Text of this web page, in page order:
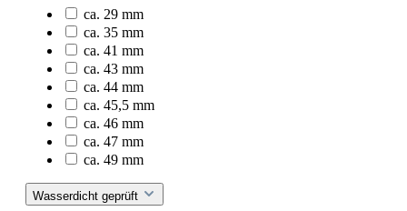
ca. 29 mm
ca. 35 mm
ca. 41 mm
ca. 43 mm
ca. 44 mm
ca. 45,5 mm
ca. 46 mm
ca. 47 mm
ca. 49 mm
Wasserdicht geprüft